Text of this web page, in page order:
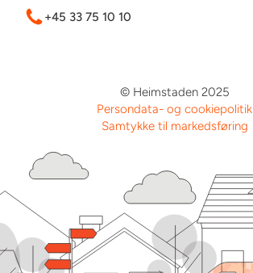
+45 33 75 10 10
© Heimstaden 2025
Persondata- og cookiepolitik
Samtykke til markedsføring